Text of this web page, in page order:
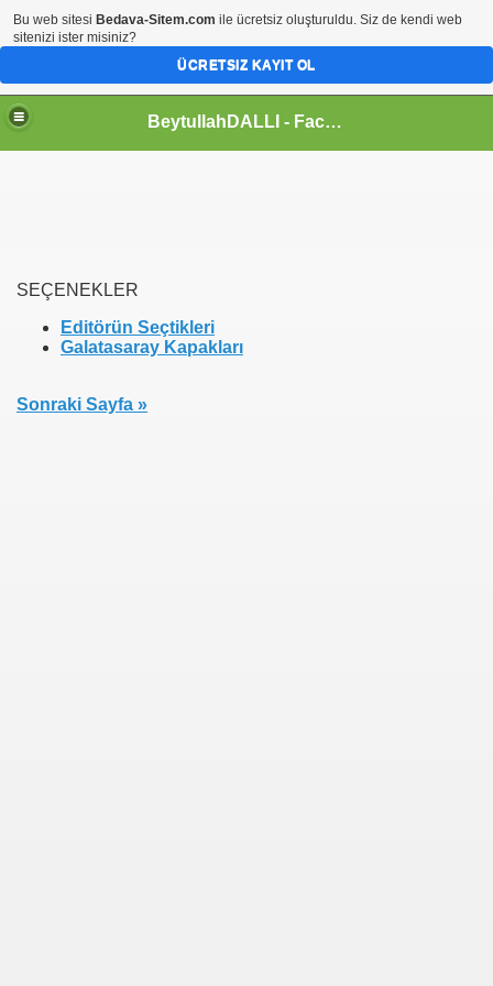
BeytullahDALLI - Facebook Timeline Kapak Fotoğrafları
SEÇENEKLER
Editörün Seçtikleri
Galatasaray Kapakları
Sonraki Sayfa »
Bu web sitesi Bedava-Sitem.com ile ücretsiz oluşturuldu. Siz de kendi web
sitenizi ister misiniz?
ÜCRETSIZ KAYIT OL